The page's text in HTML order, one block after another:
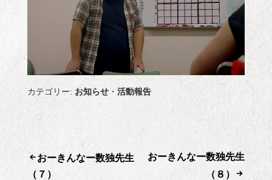
カテゴリー: お知らせ・ 活動報告
投おーきんなー数独先生
（７）
おーきんなー数独先生
（８）